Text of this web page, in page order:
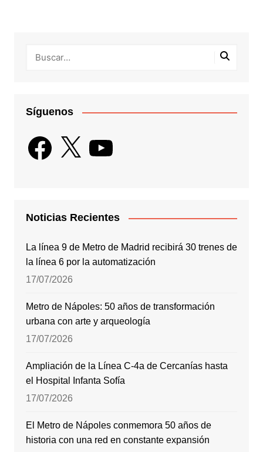
Síguenos
Facebook
X YouTube
Noticias Recientes
La línea 9 de Metro de Madrid recibirá 30 trenes de
la línea 6 por la automatización
17/07/2026
Metro de Nápoles: 50 años de transformación
urbana con arte y arqueología
17/07/2026
Ampliación de la Línea C-4a de Cercanías hasta
el Hospital Infanta Sofía
17/07/2026
El Metro de Nápoles conmemora 50 años de
historia con una red en constante expansión